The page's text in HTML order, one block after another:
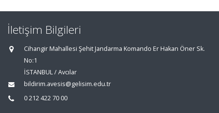
İletişim Bilgileri
Cihangir Mahallesi Şehit Jandarma Komando Er Hakan Öner Sk.
No:1
İSTANBUL / Avcılar
bildirim.avesis@gelisim.edu.tr
0 212 422 70 00